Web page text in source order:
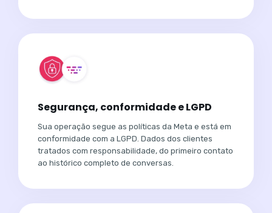
Segurança, conformidade e LGPD
Sua operação segue as políticas da Meta e está em
conformidade com a LGPD. Dados dos clientes
tratados com responsabilidade, do primeiro contato
ao histórico completo de conversas.